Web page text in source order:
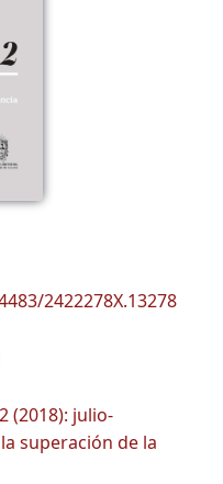
2422278X.13278
(2018): julio-
superación de la